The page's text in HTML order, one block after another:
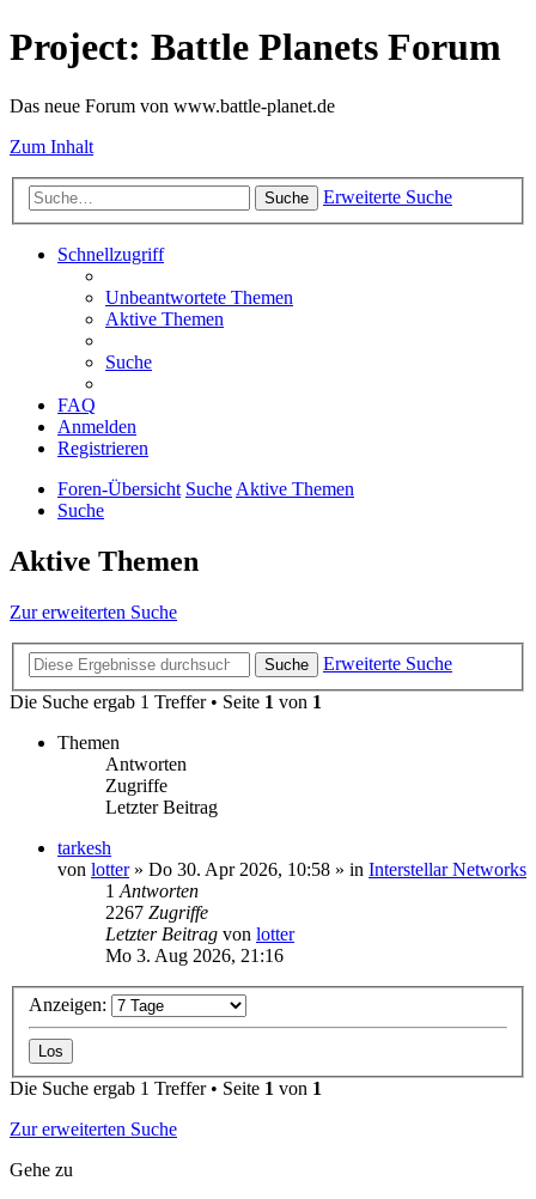
Project: Battle Planets Forum
Das neue Forum von www.battle-planet.de
Zum Inhalt
Suche Erweiterte Suche
Schnellzugriff
Unbeantwortete Themen
Aktive Themen
Suche
FAQ
Anmelden
Registrieren
Foren-Übersicht SucheAktive Themen
Suche
Aktive Themen
Zur erweiterten Suche
Suche
Erweiterte Suche
Die Suche ergab 1 Treffer • Seite 1 von 1
Themen
Antworten
Zugriffe
Letzter Beitrag
tarkesh
von lotter» Do 30. Apr 2026, 10:58 » in Interstellar Networks
1 Antworten
2267 Zugriffe
Letzter Beitrag von lotter
Mo 3. Aug 2026, 21:16
Anzeigen:
Die Suche ergab 1 Treffer • Seite 1 von 1
Zur erweiterten Suche
Gehe zu